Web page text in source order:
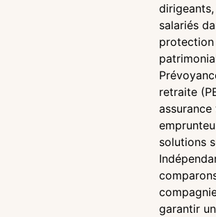
salariés
retraite
assurance
solutions
garantir